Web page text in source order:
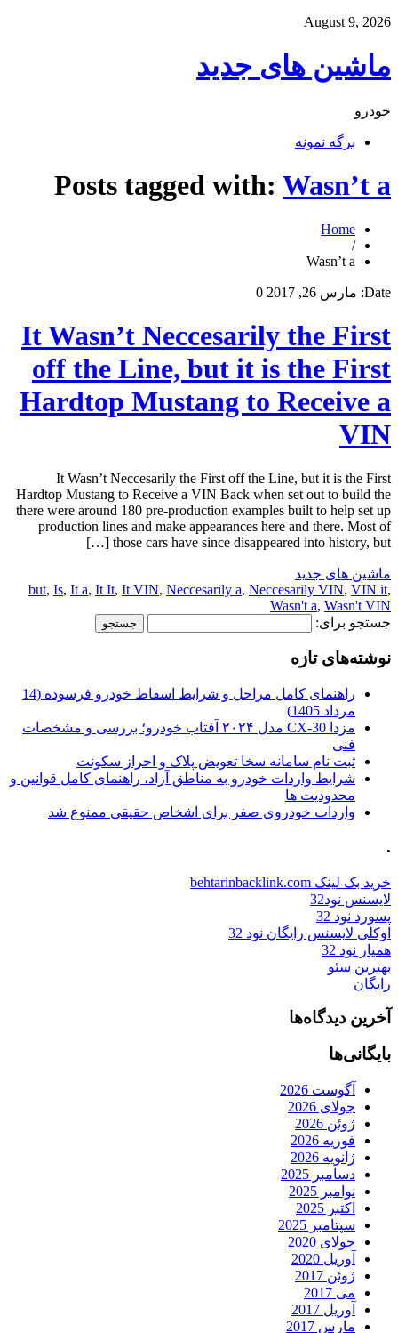
August 9, 2026
ماشین های جدید
خودرو
برگه نمونه
Posts tagged with: Wasn’t a
Home
/
Wasn’t a
Date: مارس 26, 2017 0
It Wasn’t Neccesarily the First
off the Line, but it is the First
Hardtop Mustang to Receive a
VIN
It Wasn’t Neccesarily the First off the Line, but it is the First
Hardtop Mustang to Receive a VIN Back when set out to build the
there were around 180 pre-production examples built to help set up
production lines and make appearances here and there. Most of
those cars have since disappeared into history, but […]
ماشین های جدید
but, Is, It a, It It, It VIN, Neccesarily a, Neccesarily VIN, VIN it,
Wasn't a, Wasn't VIN
جستجو برای:
نوشته‌های تازه
راهنمای کامل مراحل و شرایط اسقاط خودرو فرسوده (14
مرداد 1405)
مزدا CX-30 مدل ۲۰۲۴ آفتاب خودرو؛ بررسی و مشخصات
فنی
ثبت نام سامانه سخا تعویض پلاک و احراز سکونت
شرایط واردات خودرو به مناطق آزاد، راهنمای کامل قوانین و
محدودیت ها
واردات خودروی صفر برای اشخاص حقیقی ممنوع شد
.
خرید بک لینک behtarinbacklink.com
لایسنس نود32
پسورد نود 32
اوکلی لایسنس رایگان نود 32
همیار نود 32
بهترین سئو
رایگان
آخرین دیدگاه‌ها
بایگانی‌ها
آگوست 2026
جولای 2026
ژوئن 2026
فوریه 2026
ژانویه 2026
دسامبر 2025
نوامبر 2025
اکتبر 2025
سپتامبر 2025
جولای 2020
آوریل 2020
ژوئن 2017
می 2017
آوریل 2017
مارس 2017